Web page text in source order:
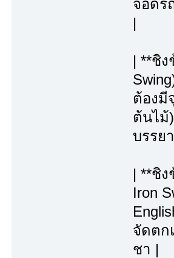
จอดร
|
| **ชิ
ต้องมี
ต้นไม้
บรรย
| **ชิง
Iron
จัดตก
ชา |